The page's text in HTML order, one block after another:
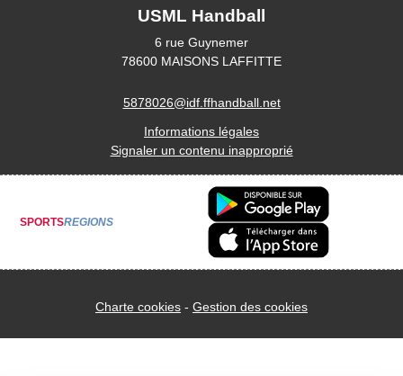
USML Handball
6 rue Guynemer
78600 MAISONS LAFFITTE
5878026@idf.ffhandball.net
Informations légales
Signaler un contenu inapproprié
SPORTSREGIONS
Charte cookies Gestion des cookies